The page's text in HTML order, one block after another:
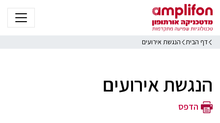
דף הבית הנגשת אירועים
הנגשת אירועים
הדפס